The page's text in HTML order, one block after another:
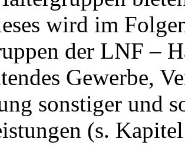
wird im
der LNF –
Gewerbe,
sonstiger und
(s.